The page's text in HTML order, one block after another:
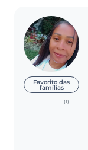
Favorito das
famílias
(1)